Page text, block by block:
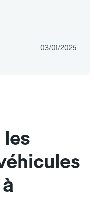
03/01/2025